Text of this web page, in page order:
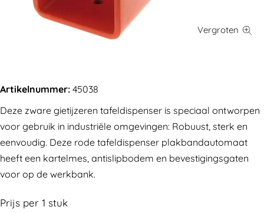
Artikelnummer: 45038
Deze zware gietijzeren tafeldispenser is speciaal ontworpen
voor gebruik in industriële omgevingen: Robuust, sterk en
eenvoudig. Deze rode tafeldispenser plakbandautomaat
heeft een kartelmes, antislipbodem en bevestigingsgaten
voor op de werkbank.
Prijs per 1 stuk